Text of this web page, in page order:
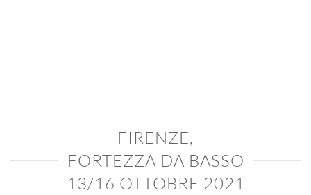
FIRENZE,
FORTEZZA DA BASSO
13/16 OTTOBRE 2021